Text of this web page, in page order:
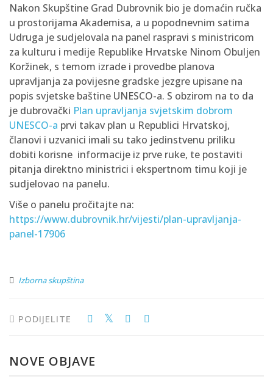
Nakon Skupštine Grad Dubrovnik bio je domaćin ručka
u prostorijama Akademisa, a u popodnevnim satima
Udruga je sudjelovala na panel raspravi s ministricom
za kulturu i medije Republike Hrvatske Ninom Obuljen
Koržinek, s temom izrade i provedbe planova
upravljanja za povijesne gradske jezgre upisane na
popis svjetske baštine UNESCO-a. S obzirom na to da
je dubrovački Plan upravljanja svjetskim dobrom
UNESCO-a prvi takav plan u Republici Hrvatskoj,
članovi i uzvanici imali su tako jedinstvenu priliku
dobiti korisne informacije iz prve ruke, te postaviti
pitanja direktno ministrici i ekspertnom timu koji je
sudjelovao na panelu.
Više o panelu pročitajte na:
https://www.dubrovnik.hr/vijesti/plan-upravljanja-
panel-17906
Izborna skupština
PODIJELITE
NOVE OBJAVE